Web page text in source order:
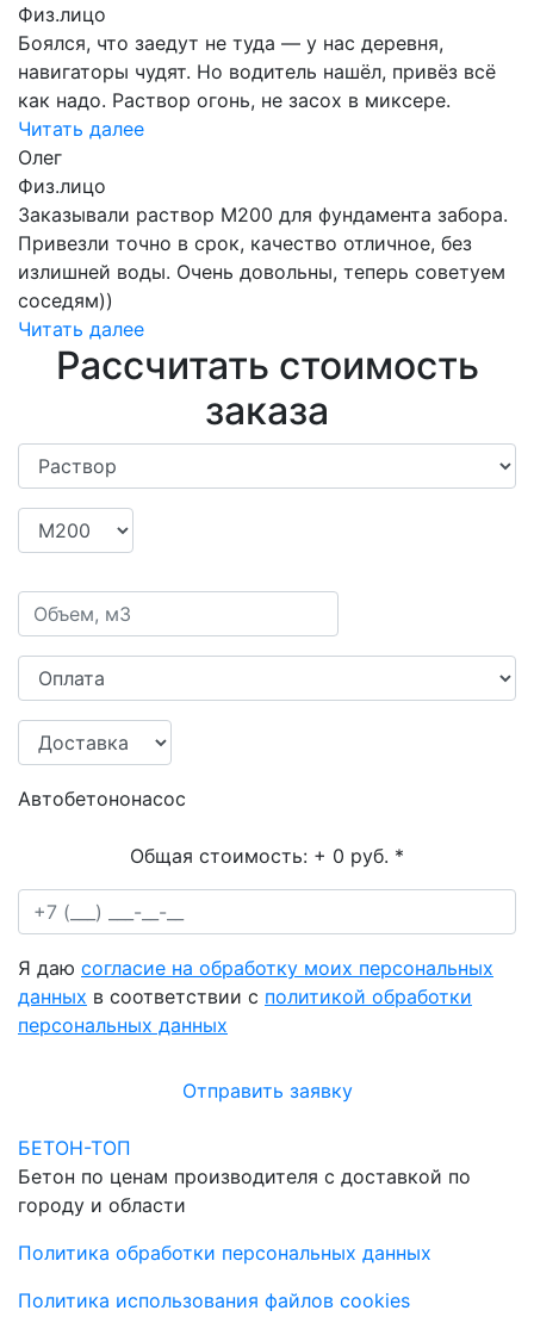
Физ.лицо
Боялся, что заедут не туда — у нас деревня,
навигаторы чудят. Но водитель нашёл, привёз всё
как надо. Раствор огонь, не засох в миксере.
Читать далее
Олег
Физ.лицо
Заказывали раствор М200 для фундамента забора.
Привезли точно в срок, качество отличное, без
излишней воды. Очень довольны, теперь советуем
соседям))
Читать далее
Рассчитать стоимость
заказа
Автобетононасос
Общая стоимость: + 0 руб. *
Я даю согласие на обработку моих персональных
данных в соответствии с политикой обработки
персональных данных
Отправить заявку
БЕТОН-ТОП
Бетон по ценам производителя с доставкой по
городу и области
Политика обработки персональных данных
Политика использования файлов cookies